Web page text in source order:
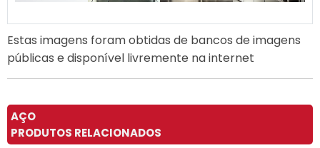
Estas imagens foram obtidas de bancos de imagens
públicas e disponível livremente na internet
AÇO
PRODUTOS RELACIONADOS